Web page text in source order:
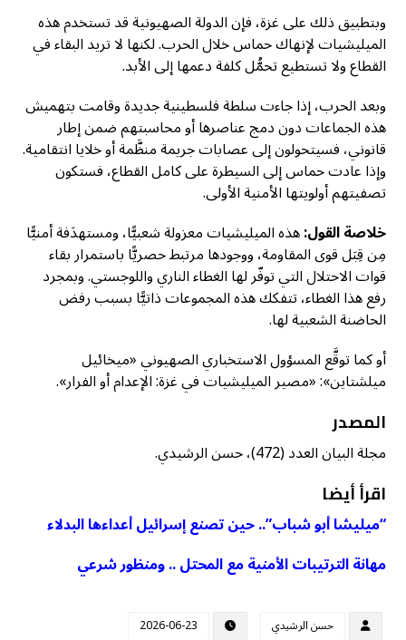
وبتطبيق ذلك على غزة، فإن الدولة الصهيونية قد تستخدم هذه
الميليشيات لإنهاك حماس خلال الحرب. لكنها لا تريد البقاء في
القطاع ولا تستطيع تحمُّل كلفة دعمها إلى الأبد.
وبعد الحرب، إذا جاءت سلطة فلسطينية جديدة وقامت بتهميش
هذه الجماعات دون دمج عناصرها أو محاسبتهم ضمن إطار
قانوني، فسيتحولون إلى عصابات جريمة منظَّمة أو خلايا انتقامية.
وإذا عادت حماس إلى السيطرة على كامل القطاع، فستكون
تصفيتهم أولويتها الأمنية الأولى.
خلاصة القول:هذه الميليشيات معزولة شعبيًّا، ومستهدَفة أمنيًّا
مِن قِبَل قوى المقاومة، ووجودها مرتبط حصريًّا باستمرار بقاء
قوات الاحتلال التي توفّر لها الغطاء الناري واللوجستي. وبمجرد
رفع هذا الغطاء، تتفكك هذه المجموعات ذاتيًّا بسبب رفض
الحاضنة الشعبية لها.
أو كما توقَّع المسؤول الاستخباري الصهيوني «ميخائيل
ميلشتاين»: «مصير الميليشيات في غزة: الإعدام أو الفرار».
المصدر
مجلة البيان العدد (472)، حسن الرشيدي.
اقرأ أيضا
“ميليشا أبو شباب”.. حين تصنع إسرائيل أعداءها البدلاء
مهانة الترتيبات الأمنية مع المحتل .. ومنظور شرعي
حسن الرشيدي
2026-06-23